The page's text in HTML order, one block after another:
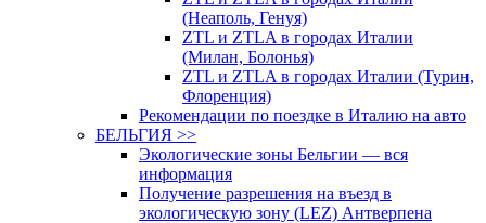
(Неаполь, Генуя)
ZTL и ZTLA в городах Италии
(Милан, Болонья)
ZTL и ZTLA в городах Италии (Турин,
Флоренция)
Рекомендации по поездке в Италию на авто
БЕЛЬГИЯ >>
Экологические зоны Бельгии — вся
информация
Получение разрешения на въезд в
экологическую зону (LEZ) Антверпена